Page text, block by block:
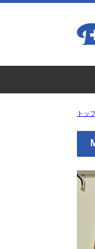
トッ